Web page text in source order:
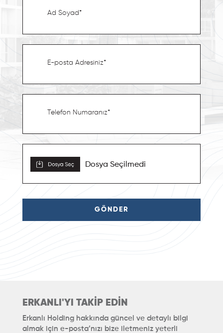
Ad Soyad*
E-posta Adresiniz*
Telefon Numaranız*
Dosya Seçilmedi
GÖNDER
ERKANLI'YI TAKİP EDİN
Erkanlı Holding hakkında güncel ve detaylı bilgi
almak için e-posta’nızı bize iletmeniz yeterli